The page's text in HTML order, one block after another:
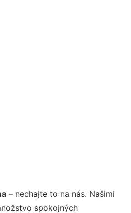
– nechajte to na nás. Našimi
spokojných